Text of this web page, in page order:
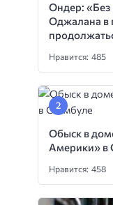
Ондер: «Без
Оджалана в
Нравится: 485
Обыск в
Америки» в
Нравится: 458